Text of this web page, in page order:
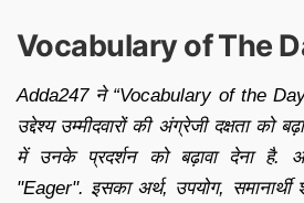
Vocabulary of The
Adda247 ने “Vocabulary of the
उद्देश्य उम्मीदवारों की अंग्रेजी दक्षता को
में उनके प्रदर्शन को बढ़ावा देना
"Eager". इसका अर्थ, उपयोग, समानार्थी